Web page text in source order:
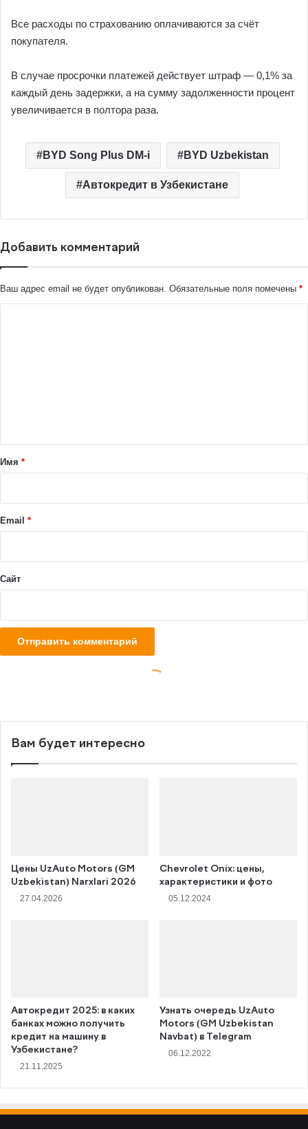
Вам будет интересно
Цены UzAuto Motors (GM
Uzbekistan) Narxlari 2026
27.04.2026
Chevrolet Onix: цены,
характеристики и фото
05.12.2024
Автокредит 2025: в каких
банках можно получить
кредит на машину в
Узбекистане?
21.11.2025
Узнать очередь UzAuto
Motors (GM Uzbekistan
Navbat) в Telegram
06.12.2022